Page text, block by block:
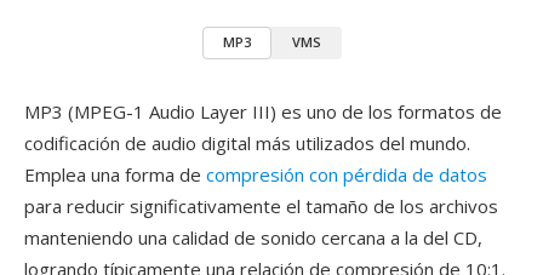
MP3 VMS
MP3 (MPEG-1 Audio Layer III) es uno de los formatos de
codificación de audio digital más utilizados del mundo.
Emplea una forma de compresión con pérdida de datos
para reducir significativamente el tamaño de los archivos
manteniendo una calidad de sonido cercana a la del CD,
logrando típicamente una relación de compresión de 10:1.